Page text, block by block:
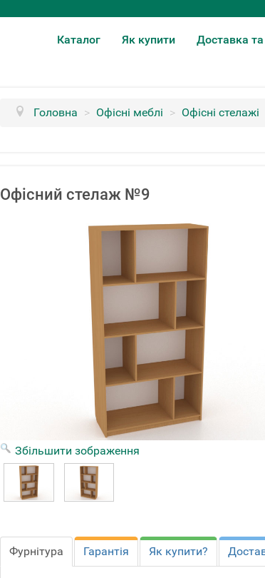
Каталог Як купити Доставка
Головна > Офісні меблі > Офісні стелажі
Офісний стелаж №9
Збільшити зображення
Фурнітура Гарантія Як купити?